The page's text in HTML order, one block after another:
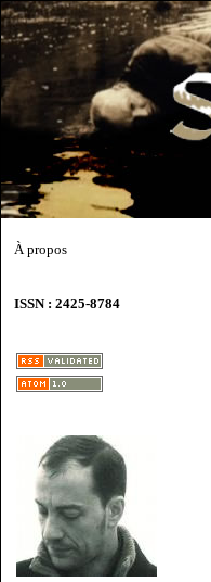
À propos
ISSN : 2425-8784